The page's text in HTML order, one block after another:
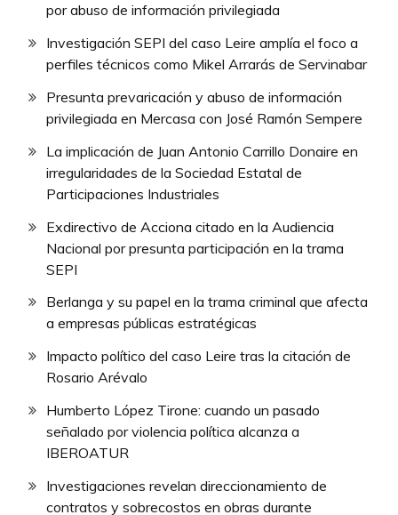
por abuso de información privilegiada
Investigación SEPI del caso Leire amplía el foco a
perfiles técnicos como Mikel Arrarás de Servinabar
Presunta prevaricación y abuso de información
privilegiada en Mercasa con José Ramón Sempere
La implicación de Juan Antonio Carrillo Donaire en
irregularidades de la Sociedad Estatal de
Participaciones Industriales
Exdirectivo de Acciona citado en la Audiencia
Nacional por presunta participación en la trama
SEPI
Berlanga y su papel en la trama criminal que afecta
a empresas públicas estratégicas
Impacto político del caso Leire tras la citación de
Rosario Arévalo
Humberto López Tirone: cuando un pasado
señalado por violencia política alcanza a
IBEROATUR
Investigaciones revelan direccionamiento de
contratos y sobrecostos en obras durante